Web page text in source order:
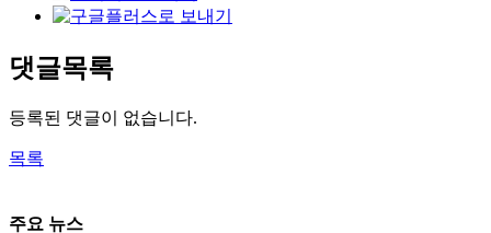
댓글목록
등록된 댓글이 없습니다.
목록
주요 뉴스